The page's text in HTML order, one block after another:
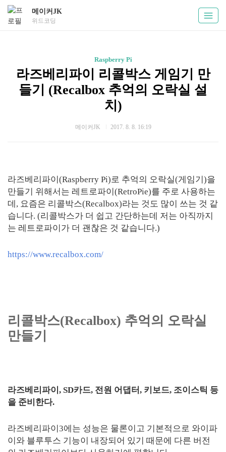
메이커JK
위드코딩
Raspberry Pi
라즈베리파이 리콜박스 게임기 만
들기 (Recalbox 추억의 오락실 설
치)
메이커JK 2017. 8. 8. 16:19
라즈베리파이(Raspberry Pi)로 추억의 오락실(게임기)을
만들기 위해서는 레트로파이(RetroPie)를 주로 사용하는
데, 요즘은 리콜박스(Recalbox)라는 것도 많이 쓰는 것 같
습니다. (리콜박스가 더 쉽고 간단하는데 저는 아직까지
는 레트로파이가 더 괜찮은 것 같습니다.)
https://www.recalbox.com/
리콜박스(Recalbox) 추억의 오락실
만들기
라즈베리파이, SD카드, 전원 어댑터, 키보드, 조이스틱 등
을 준비한다.
라즈베리파이3에는 성능은 물론이고 기본적으로 와이파
이와 블루투스 기능이 내장되어 있기 때문에 다른 버전